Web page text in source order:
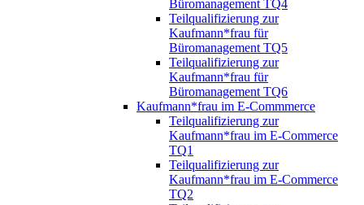
Büromanagement TQ4
Teilqualifizierung zur
Kaufmann*frau für
Büromanagement TQ5
Teilqualifizierung zur
Kaufmann*frau für
Büromanagement TQ6
Kaufmann*frau im E-Commmerce
Teilqualifizierung zur
Kaufmann*frau im E-Commerce
TQ1
Teilqualifizierung zur
Kaufmann*frau im E-Commerce
TQ2